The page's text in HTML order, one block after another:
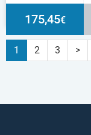
175,45€
1 2 3 >